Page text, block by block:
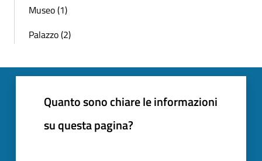
Museo (1)
Palazzo (2)
Quanto sono chiare le informazioni
su questa pagina?